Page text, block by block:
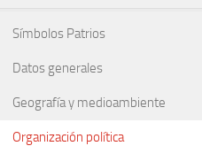
Símbolos Patrios
Datos generales
Geografía y medioambiente
Organización política